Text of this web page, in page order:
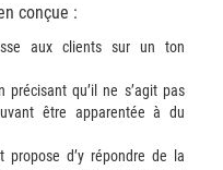
conçue :
aux clients sur un ton
qu’il ne s’agit pas
être apparentée à du
d’y répondre de la